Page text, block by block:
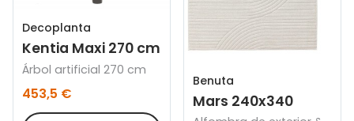
Decoplanta
Kentia Maxi 270 cm
Árbol artificial 270 cm
453,5 €
Benuta
Mars 240x340